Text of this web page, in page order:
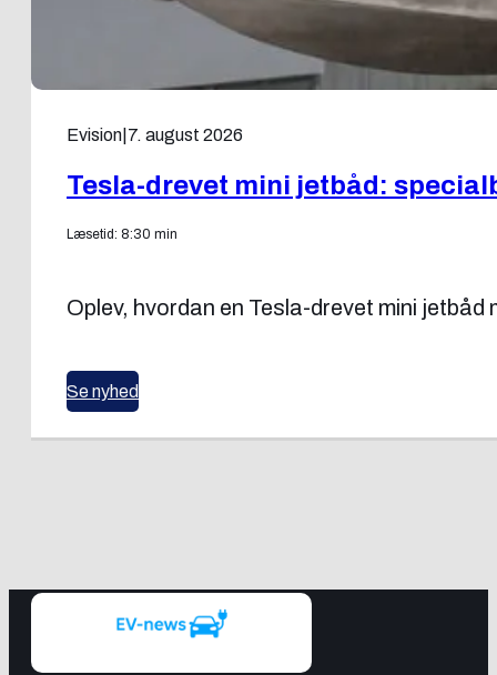
Evision 7. august 2026
Tesla-drevet mini jetbåd:
Læsetid: 8:30 min
Oplev, hvordan en Tesla-drevet mini
Se nyhed